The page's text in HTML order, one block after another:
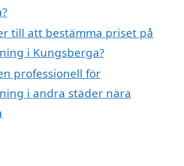
till att bestämma priset på
i Kungsberga?
professionell för
i andra städer nära